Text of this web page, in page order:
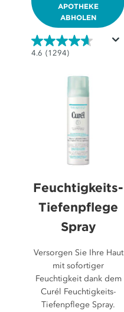
APOTHEKE
ABHOLEN
4.6 (1294)
4.6
Bewertungen
Feuchtigkeits-
Tiefenpflege
Spray
Versorgen Sie Ihre Haut
mit sofortiger
Feuchtigkeit dank dem
Curél Feuchtigkeits-
Tiefenpflege Spray.